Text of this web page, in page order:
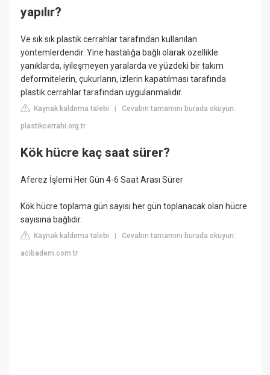
yapılır?
Ve sık sık plastik cerrahlar tarafından kullanılan
yöntemlerdendir. Yine hastalığa bağlı olarak özellikle
yanıklarda, iyileşmeyen yaralarda ve yüzdeki bir takım
deformitelerin, çukurların, izlerin kapatılması tarafında
plastik cerrahlar tarafından uygulanmalıdır.
Kaynak kaldırma talebi |Cevabın tamamını burada okuyun:
plastikcerrahi.org.tr
Kök hücre kaç saat sürer?
Aferez İşlemi Her Gün 4-6 Saat Arası Sürer
Kök hücre toplama gün sayısı her gün toplanacak olan hücre
sayısına bağlıdır.
Kaynak kaldırma talebi |Cevabın tamamını burada okuyun:
acibadem.com.tr